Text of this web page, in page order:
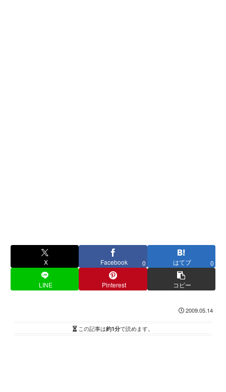
X Facebook 0 はてブ 0
LINE Pinterest コピー
2009.05.14
この記事は約1分で読めます。